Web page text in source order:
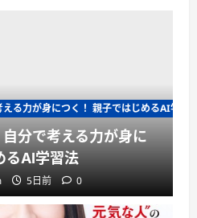
る力が身につく！ 親子ではじめるAI学習
分で考える力が身に
るAI学習法
5日前 0